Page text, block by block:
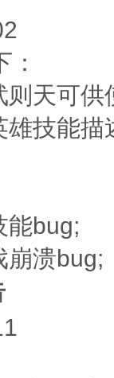
天可供
技能描
bug;
溃bug;